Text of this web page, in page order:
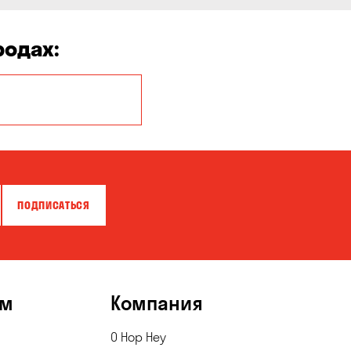
Днепр
Пуховка
ПОДПИСАТЬСЯ
Компания
О Hop Hey